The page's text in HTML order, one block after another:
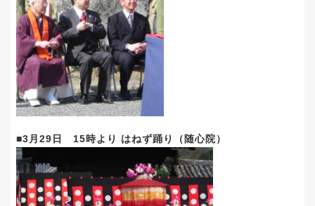
■3月29日 15時より はねず踊り（随心院）